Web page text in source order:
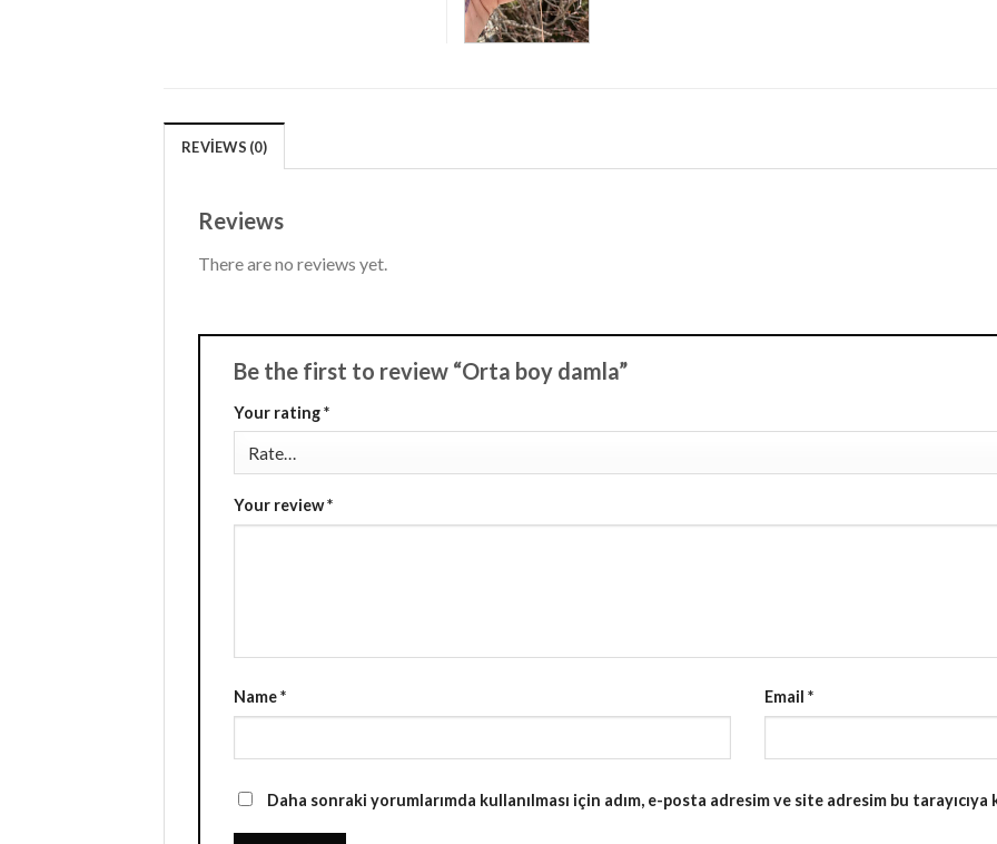
REVIEWS (0)
Reviews
There are no reviews yet.
Be the first to review “Orta boy damla”
Your rating*
Your review*
Name* Email *
Daha sonraki yorumlarımda kullanılması için adım, e-posta adresim ve site adresim bu tarayıcıya